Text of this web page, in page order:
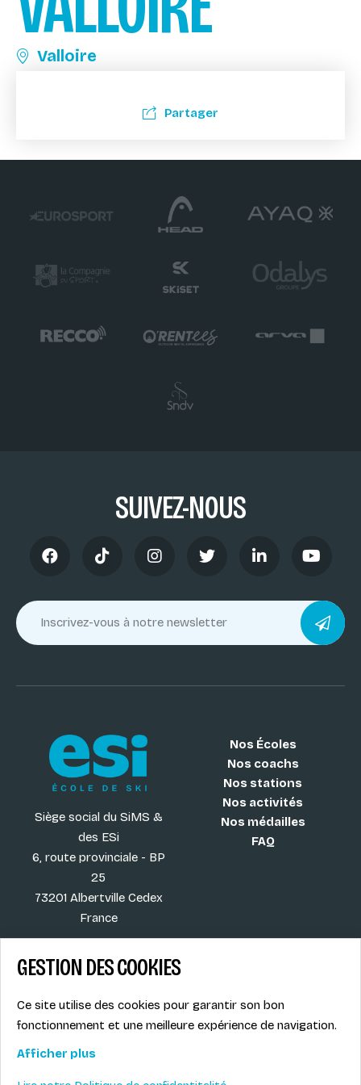
Valloire
Partager
SUIVEZ-NOUS
Siège social du SiMS &
des ESi
6, route provinciale - BP
25
73201 Albertville Cedex
France
Nos Écoles
Nos coachs
Nos stations
Nos activités
Nos médailles
FAQ
Les plus ESI
Offres d'emploi
Le syndicat SIMS
Mentions légales
Politique de
GESTION DES COOKIES
Ce site utilise des cookies pour garantir son bon
fonctionnement et une meilleure expérience de navigation.
Afficher plus